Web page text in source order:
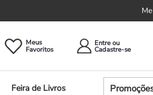
Meus Entre ou
Feira de Livros